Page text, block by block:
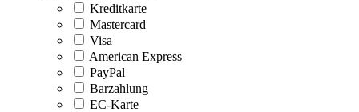
Kreditkarte
Mastercard
Visa
American Express
PayPal
Barzahlung
EC-Karte